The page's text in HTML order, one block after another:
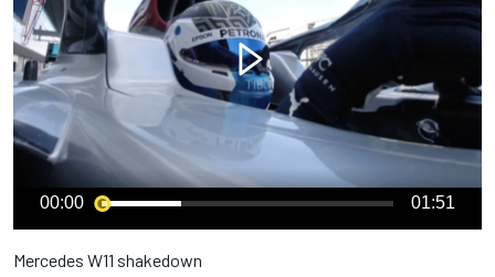
00:00 01:51
Mercedes W11 shakedown